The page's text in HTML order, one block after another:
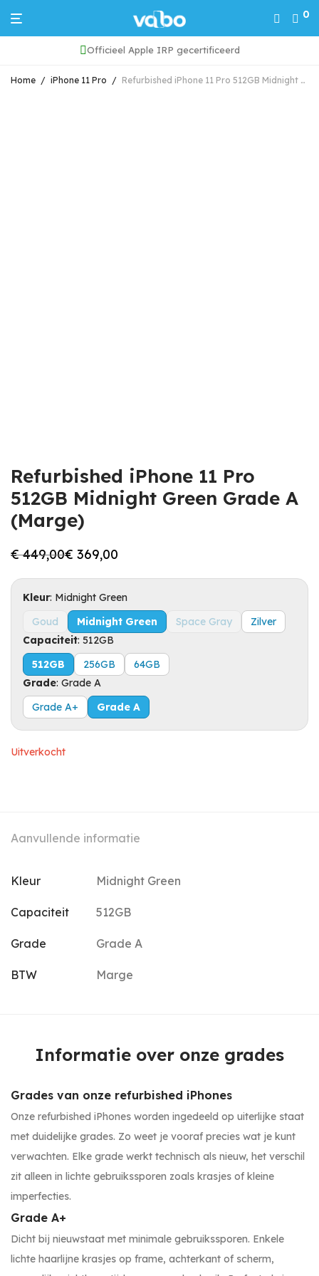
0
Officieel Apple IRP gecertificeerd
Home / iPhone 11 Pro / Refurbished iPhone 11 Pro 512GB Midnight Green Grade A (Marge)
Refurbished iPhone 11 Pro
512GB Midnight Green Grade A
(Marge)
€449,00
Oorspronkelijke
was:
€ 449,00.
€ 369,00
Huidige
is:
€ 369,00.
Kleur: Midnight Green
Goud
Midnight Green Space Gray
Zilver
Capaciteit: 512GB
512GB
256GB
64GB
Grade: Grade A
Grade A+
Grade A
Uitverkocht
Aanvullende informatie
Kleur Midnight Green
Capaciteit 512GB
Grade Grade A
BTW Marge
Informatie over onze grades
Grades van onze refurbished iPhones
Onze refurbished iPhones worden ingedeeld op uiterlijke staat
met duidelijke grades. Zo weet je vooraf precies wat je kunt
verwachten. Elke grade werkt technisch als nieuw, het verschil
zit alleen in lichte gebruikssporen zoals krasjes of kleine
imperfecties.
Grade A+
Dicht bij nieuwstaat met minimale gebruikssporen. Enkele
lichte haarlijne krasjes op frame, achterkant of scherm,